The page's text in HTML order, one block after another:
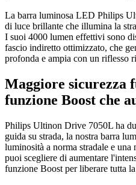
La barra luminosa LED Philips
di luce brillante che illumina la
I suoi 4000 lumen effettivi sono
fascio indiretto ottimizzato, che
profonda e ampia con un riflesso
Maggiore sicurezza
funzione Boost che
Philips Ultinon Drive 7050L ha
guida su strada, la nostra barra
luminosità a norma stradale e una
puoi scegliere di aumentare
funzione Boost per liberare tutta